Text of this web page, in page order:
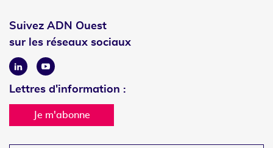
Suivez ADN Ouest
sur les réseaux sociaux
LinkedinYoutube
Lettres d'information :
Je m'abonne